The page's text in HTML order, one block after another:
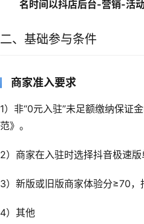
名时间以抖店后台-营销-活
二、基础参与条件
商家准入要求
1）非“0元入驻”未足额缴纳保证
范》。
2）商家在入驻时选择抖音极速版
3）新版或旧版商家体验分≥70，
4）其他